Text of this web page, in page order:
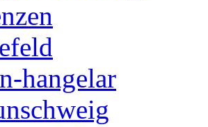
hangelar